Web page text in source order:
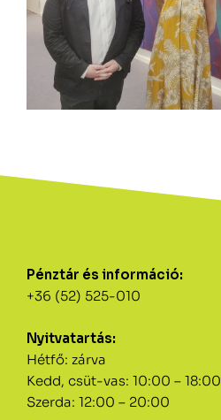
Pénztár és információ:
+36 (52) 525-010
Nyitvatartás:
Hétfő: zárva
Kedd, csüt-vas: 10:00 – 18:00
Szerda: 12:00 – 20:00